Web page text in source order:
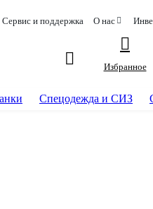
Сервис и поддержка О нас
Избранное
Спецодежда и СИЗ